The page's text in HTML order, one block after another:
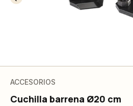
ACCESORIOS
Cuchilla barrena Ø20 cm